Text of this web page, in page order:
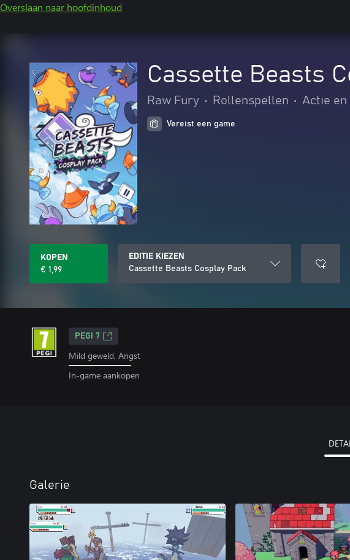
Overslaan naar hoofdinhoud
Cassette Beasts
Raw Fury • Rollenspellen • Actie
Vereist een game
KOPEN
€ 1,99
EDITIE KIEZEN
Cassette Beasts Cosplay Pack
PEGI 7
Mild geweld, Angst
In-game aankopen
Galerie